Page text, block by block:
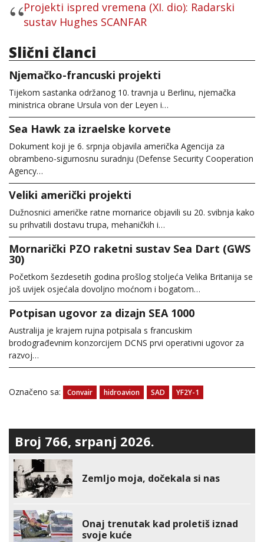
Projekti ispred vremena (XI. dio): Radarski
sustav Hughes SCANFAR
Slični članci
Njemačko-francuski projekti
Tijekom sastanka održanog 10. travnja u Berlinu, njemačka
ministrica obrane Ursula von der Leyen i…
Sea Hawk za izraelske korvete
Dokument koji je 6. srpnja objavila američka Agencija za
obrambeno-sigurnosnu suradnju (Defense Security Cooperation
Agency…
Veliki američki projekti
Dužnosnici američke ratne mornarice objavili su 20. svibnja kako
su prihvatili dostavu trupa, mehaničkih i…
Mornarički PZO raketni sustav Sea Dart (GWS
30)
Početkom šezdesetih godina prošlog stoljeća Velika Britanija se
još uvijek osjećala dovoljno moćnom i bogatom…
Potpisan ugovor za dizajn SEA 1000
Australija je krajem rujna potpisala s francuskim
brodograđevnim konzorcijem DCNS prvi operativni ugovor za
razvoj…
Označeno sa: Convair hidroavion SAD YF2Y-1
Broj 766, srpanj 2026.
Zemljo moja, dočekala si nas
Onaj trenutak kad proletiš iznad
svoje kuće